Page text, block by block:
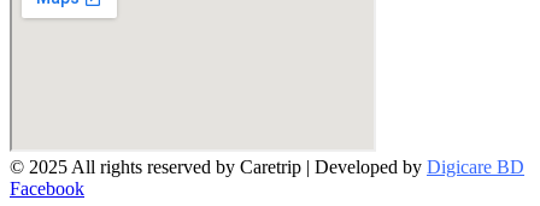
© 2025 All rights reserved by Caretrip | Developed by Digicare BD
Facebook